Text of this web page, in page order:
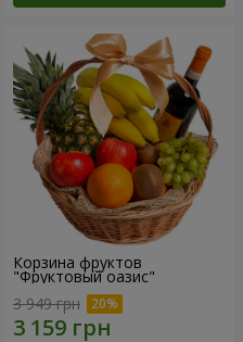
Корзина фруктов
"Фруктовый оазис"
3 949 грн